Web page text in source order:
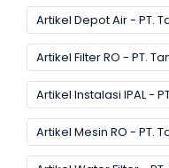
Artikel Depot Air - PT.
Artikel Filter RO - PT.
Artikel Instalasi IPAL -
Artikel Mesin RO - PT.